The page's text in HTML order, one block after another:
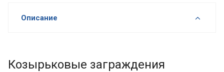
Описание
Козырьковые заграждения